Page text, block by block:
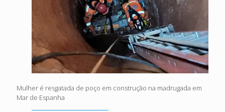
Mulher é resgatada de poço em construção na madrugada em
Mar de Espanha